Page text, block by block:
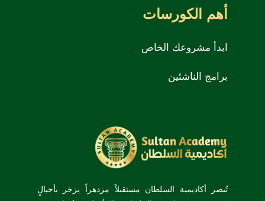
أهم الكورسات
ابدأ مشروعك الخاص
برامج الناشئين
تُبصر أكاديمية السلطان مستقبلاً مزدهراً يزخر بأجيالٍ